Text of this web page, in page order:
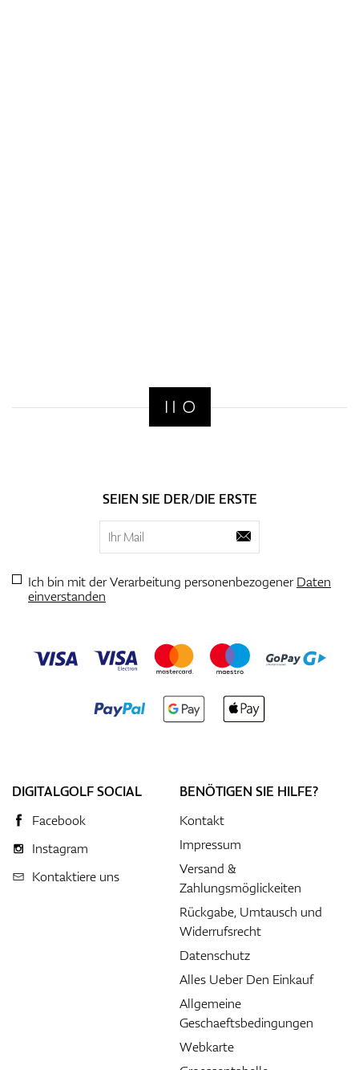
SEIEN SIE DER/DIE ERSTE
Ich bin mit der Verarbeitung personenbezogenerDaten
einverstanden
DIGITALGOLF SOCIAL
Facebook
Instagram
Kontaktiere uns
BENÖTIGEN SIE HILFE?
Kontakt
Impressum
Versand &
Zahlungsmöglickeiten
Rückgabe, Umtausch und
Widerrufsrecht
Datenschutz
Alles Ueber Den Einkauf
Allgemeine
Geschaeftsbedingungen
Webkarte